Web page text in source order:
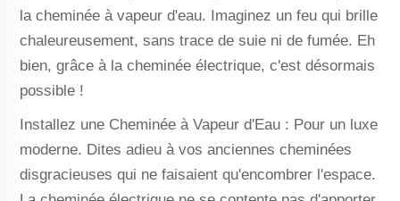
la cheminée à vapeur d'eau. Imaginez un feu qui brille
chaleureusement, sans trace de suie ni de fumée. Eh
bien, grâce à la cheminée électrique, c'est désormais
possible !
Installez une Cheminée à Vapeur d'Eau : Pour un luxe
moderne. Dites adieu à vos anciennes cheminées
disgracieuses qui ne faisaient qu'encombrer l'espace.